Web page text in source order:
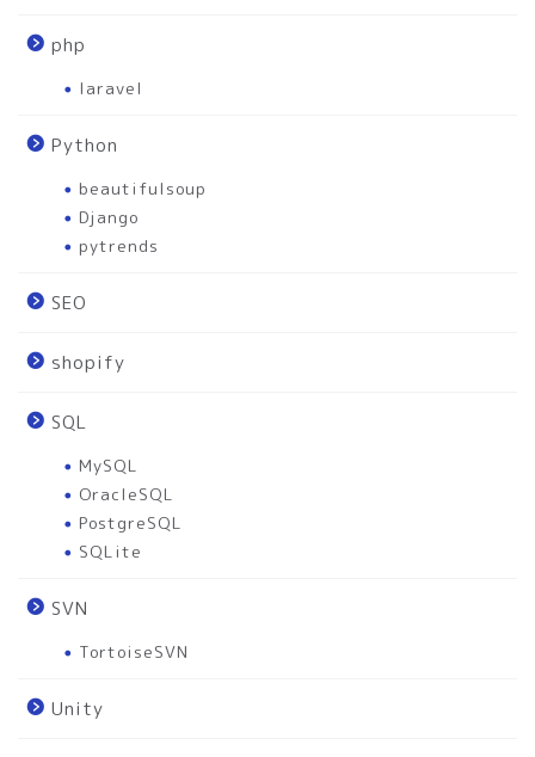
php
laravel
Python
beautifulsoup
Django
pytrends
SEO
shopify
SQL
MySQL
OracleSQL
PostgreSQL
SQLite
SVN
TortoiseSVN
Unity